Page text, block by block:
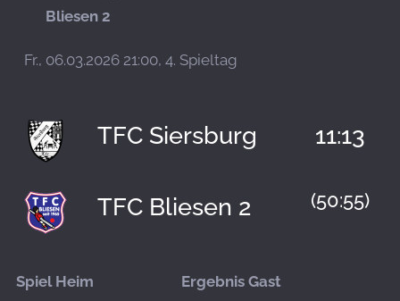
Bliesen 2
Fr., 06.03.2026 21:00, 4. Spieltag
TFC Siersburg 11:13
(50:55)
TFC Bliesen 2
Spiel Heim Ergebnis Gast